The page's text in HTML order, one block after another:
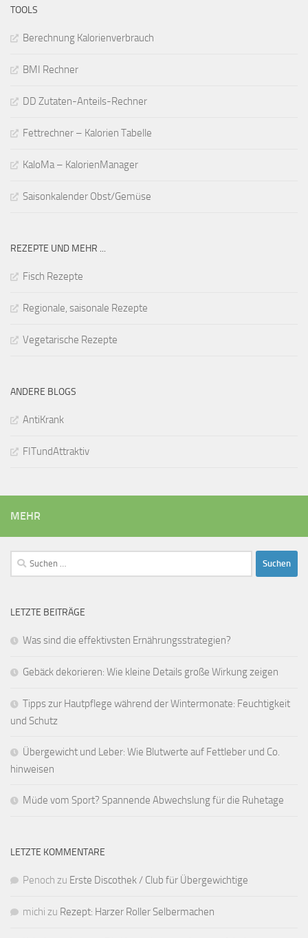
TOOLS
Berechnung Kalorienverbrauch
BMI Rechner
DD Zutaten-Anteils-Rechner
Fettrechner – Kalorien Tabelle
KaloMa – KalorienManager
Saisonkalender Obst/Gemüse
REZEPTE UND MEHR ...
Fisch Rezepte
Regionale, saisonale Rezepte
Vegetarische Rezepte
ANDERE BLOGS
AntiKrank
FITundAttraktiv
MEHR
Suchen
nach:
LETZTE BEITRÄGE
Was sind die effektivsten Ernährungsstrategien?
Gebäck dekorieren: Wie kleine Details große Wirkung zeigen
Tipps zur Hautpflege während der Wintermonate: Feuchtigkeit
und Schutz
Übergewicht und Leber: Wie Blutwerte auf Fettleber und Co.
hinweisen
Müde vom Sport? Spannende Abwechslung für die Ruhetage
LETZTE KOMMENTARE
Penoch zu Erste Discothek / Club für Übergewichtige
michi zu Rezept: Harzer Roller Selbermachen